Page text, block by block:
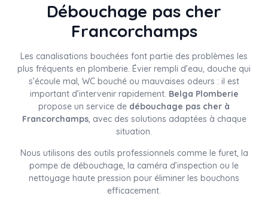
Débouchage pas cher
Francorchamps
Les canalisations bouchées font partie des problèmes les
plus fréquents en plomberie. Évier rempli d’eau, douche qui
s’écoule mal, WC bouché ou mauvaises odeurs : il est
important d’intervenir rapidement. Belga Plomberie
propose un service de débouchage pas cher à
Francorchamps, avec des solutions adaptées à chaque
situation.
Nous utilisons des outils professionnels comme le furet, la
pompe de débouchage, la caméra d’inspection ou le
nettoyage haute pression pour éliminer les bouchons
efficacement.